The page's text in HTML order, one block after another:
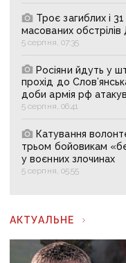
Троє загиблих і
масованих обстрілів
5 серпня, 07:35
Росіяни йдуть у
прохід до
доби армія рф
5 серпня, 06:41
Катування
трьом бойовикам
у воєнних злочинах
5 серпня, 05:55
АКТУАЛЬНЕ